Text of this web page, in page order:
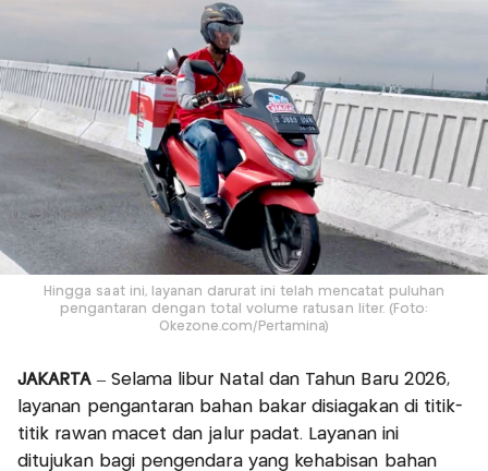
Hingga saat ini, layanan darurat ini telah mencatat puluhan
pengantaran dengan total volume ratusan liter. (Foto:
Okezone.com/Pertamina)
JAKARTA– Selama libur Natal dan Tahun Baru 2026,
layanan pengantaran bahan bakar disiagakan di titik-
titik rawan macet dan jalur padat. Layanan ini
ditujukan bagi pengendara yang kehabisan bahan